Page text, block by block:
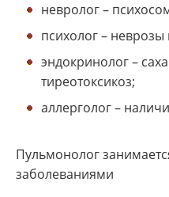
невролог –
психолог – неврозы
эндокринолог –
тиреотоксикоз;
аллерголог –
Пульмонолог
заболеваниями